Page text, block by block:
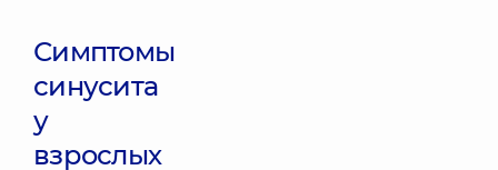
Симптомы
синусита
у
взрослых